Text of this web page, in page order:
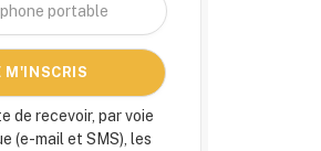
de recevoir, par voie
(e-mail et SMS), les